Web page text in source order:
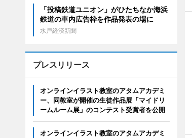
「投稿鉄道ユニオン」がひたちなか海浜
鉄道の車内広告枠を作品発表の場に
水戸経済新聞
プレスリリース
オンラインイラスト教室のアタムアカデミ
ー、同教室が開催の生徒作品展「マイドリ
ームルーム展」のコンテスト受賞者を公開
オンラインイラスト教室のアタムアカデミ